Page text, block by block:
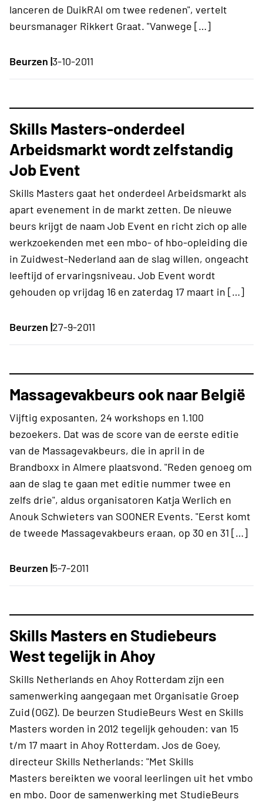
lanceren de DuikRAI om twee redenen", vertelt
beursmanager Rikkert Graat. "Vanwege […]
Beurzen |3-10-2011
Skills Masters-onderdeel
Arbeidsmarkt wordt zelfstandig
Job Event
Skills Masters gaat het onderdeel Arbeidsmarkt als
apart evenement in de markt zetten. De nieuwe
beurs krijgt de naam Job Event en richt zich op alle
werkzoekenden met een mbo- of hbo-opleiding die
in Zuidwest-Nederland aan de slag willen, ongeacht
leeftijd of ervaringsniveau. Job Event wordt
gehouden op vrijdag 16 en zaterdag 17 maart in […]
Beurzen |27-9-2011
Massagevakbeurs ook naar België
Vijftig exposanten, 24 workshops en 1.100
bezoekers. Dat was de score van de eerste editie
van de Massagevakbeurs, die in april in de
Brandboxx in Almere plaatsvond. "Reden genoeg om
aan de slag te gaan met editie nummer twee en
zelfs drie", aldus organisatoren Katja Werlich en
Anouk Schwieters van SOONER Events. "Eerst komt
de tweede Massagevakbeurs eraan, op 30 en 31 […]
Beurzen |5-7-2011
Skills Masters en Studiebeurs
West tegelijk in Ahoy
Skills Netherlands en Ahoy Rotterdam zijn een
samenwerking aangegaan met Organisatie Groep
Zuid (OGZ). De beurzen StudieBeurs West en Skills
Masters worden in 2012 tegelijk gehouden: van 15
t/m 17 maart in Ahoy Rotterdam. Jos de Goey,
directeur Skills Netherlands: "Met Skills
Masters bereikten we vooral leerlingen uit het vmbo
en mbo. Door de samenwerking met StudieBeurs